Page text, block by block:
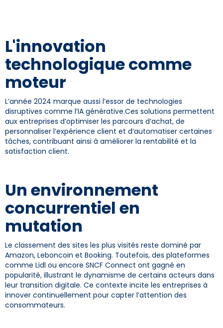
L'innovation
technologique comme
moteur
L’année 2024 marque aussi l’essor de technologies
disruptives comme l’IA générative.Ces solutions permettent
aux entreprises d’optimiser les parcours d’achat, de
personnaliser l’expérience client et d’automatiser certaines
tâches, contribuant ainsi à améliorer la rentabilité et la
satisfaction client.
Un environnement
concurrentiel en
mutation
Le classement des sites les plus visités reste dominé par
Amazon, Leboncoin et Booking. Toutefois, des plateformes
comme Lidl ou encore SNCF Connect ont gagné en
popularité, illustrant le dynamisme de certains acteurs dans
leur transition digitale. Ce contexte incite les entreprises à
innover continuellement pour capter l’attention des
consommateurs.